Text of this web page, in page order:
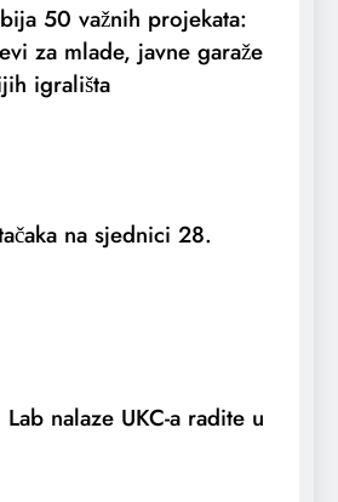
50 važnih projekata:
za mlade, javne garaže
igrališta
na sjednici 28.
nalaze UKC-a radite u